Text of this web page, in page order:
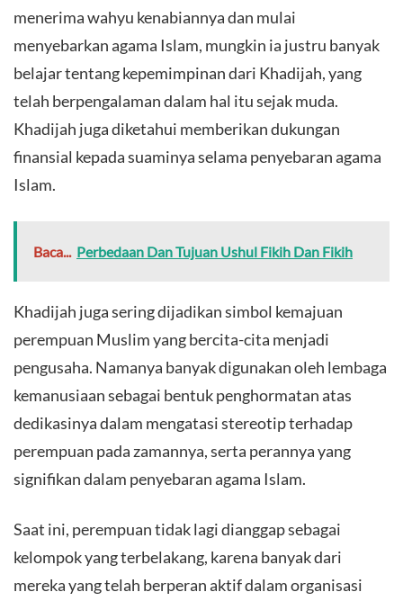
menerima wahyu kenabiannya dan mulai
menyebarkan agama Islam, mungkin ia justru banyak
belajar tentang kepemimpinan dari Khadijah, yang
telah berpengalaman dalam hal itu sejak muda.
Khadijah juga diketahui memberikan dukungan
finansial kepada suaminya selama penyebaran agama
Islam.
Baca... Perbedaan Dan Tujuan Ushul Fikih Dan Fikih
Khadijah juga sering dijadikan simbol kemajuan
perempuan Muslim yang bercita-cita menjadi
pengusaha. Namanya banyak digunakan oleh lembaga
kemanusiaan sebagai bentuk penghormatan atas
dedikasinya dalam mengatasi stereotip terhadap
perempuan pada zamannya, serta perannya yang
signifikan dalam penyebaran agama Islam.
Saat ini, perempuan tidak lagi dianggap sebagai
kelompok yang terbelakang, karena banyak dari
mereka yang telah berperan aktif dalam organisasi